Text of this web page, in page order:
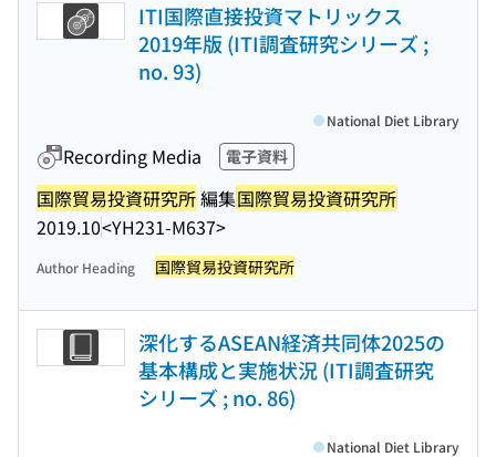
ITI国際直接投資マトリックス
2019年版 (ITI調査研究シリーズ ;
no. 93)
Recording Media 電子資料
国際貿易投資研究所編集国際貿易投資研究所
2019.10<YH231-M637>
National Diet Library
Author Heading 国際貿易投資研究所
深化するASEAN経済共同体2025の
基本構成と実施状況 (ITI調査研究
シリーズ ; no. 86)
National Diet Library